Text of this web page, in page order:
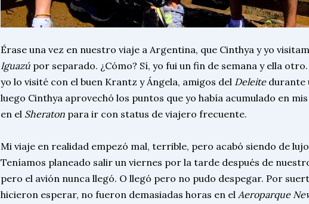
Érase una vez en nuestro viaje a Argentina, que Cinthya y yo
Iguazú por separado. ¿Cómo? Sí, yo fui un fin de semana y ella
yo lo visité con el buen Krantz y Ángela, amigos del Deleite durante
luego Cinthya aprovechó los puntos que yo había acumulado en
en el Sheraton para ir con status de viajero frecuente.
Mi viaje en realidad empezó mal, terrible, pero acabó siendo de
Teníamos planeado salir un viernes por la tarde después de
pero el avión nunca llegó. O llegó pero no pudo despegar. Por
hicieron esperar, no fueron demasiadas horas en el Aeroparque